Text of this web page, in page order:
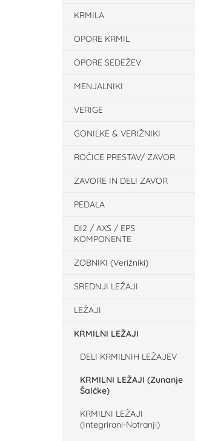
KRMILA
OPORE KRMIL
OPORE SEDEŽEV
MENJALNIKI
VERIGE
GONILKE & VERIŽNIKI
ROČICE PRESTAV/ ZAVOR
ZAVORE IN DELI ZAVOR
PEDALA
DI2 / AXS / EPS
KOMPONENTE
ZOBNIKI (Verižniki)
SREDNJI LEŽAJI
LEŽAJI
KRMILNI LEŽAJI
DELI KRMILNIH LEŽAJEV
KRMILNI LEŽAJI (Zunanje
Šalčke)
KRMILNI LEŽAJI
(Integrirani-Notranji)